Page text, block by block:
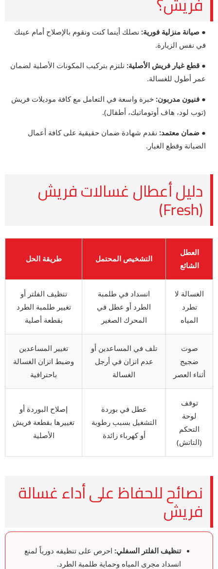
● صيانة منزلية فورية: نصلك أينما كنت ونقوم بالإصلاح أمام عينك
في نفس الزيارة.
● قطع غيار فريش الأصلية: نلتزم بتركيب المكونات الأصلية لضمان
عمر أطول للغسالة.
● فنيون مدربون: خبرة واسعة في التعامل مع كافة موديلات فريش
(توب لود، هاف أوتوماتيك، أطفال).
● ضمان معتمد: نقدم شهادة ضمان حقيقية على كافة أعمال
الصيانة وقطع الغيار.
دليل أعطال غسالات فريش
(Fresh)
العطل
الشائع
التشخيص المحتمل طريقة الحل
الغسالة لا
تطرد
المياه
انسداد في طلمبة
الطرد أو عطل في
المحرك الصغير
تنظيف الفلتر أو
تغيير طلمبة الطرد
بقطعة أصلية
صوت
ضجيج
أثناء العصر
تلف في المساعدين أو
عدم اتزان في أرجل
الغسالة
تغيير المساعدين
وضبط اتزان الغسالة
باحترافية
توقف
لوحة
التحكم
(التاتش)
عطل في بوردة
التشغيل بسبب رطوبة
أو كهرباء زائدة
إصلاح البوردة أو
تغييرها بقطعة فريش
الأصلية
نصائح للحفاظ على أداء غسالة
فريش
تنظيف الفلتر السفلي: احرص على تنظيفه دورياً لمنع
انسداد مجرى المياه وحماية طلمبة الطرد.